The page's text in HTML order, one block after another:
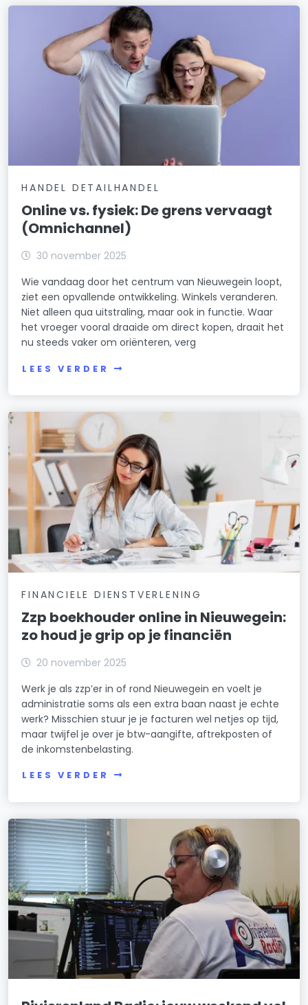
HANDEL DETAILHANDEL
Online vs. fysiek: De grens vervaagt
(Omnichannel)
30 november 2025
Wie vandaag door het centrum van Nieuwegein loopt,
ziet een opvallende ontwikkeling. Winkels veranderen.
Niet alleen qua uitstraling, maar ook in functie. Waar
het vroeger vooral draaide om direct kopen, draait het
nu steeds vaker om oriënteren, verg
LEES VERDER
FINANCIELE DIENSTVERLENING
Zzp boekhouder online in Nieuwegein:
zo houd je grip op je financiën
20 november 2025
Werk je als zzp’er in of rond Nieuwegein en voelt je
administratie soms als een extra baan naast je echte
werk? Misschien stuur je je facturen wel netjes op tijd,
maar twijfel je over je btw-aangifte, aftrekposten of
de inkomstenbelasting.
LEES VERDER